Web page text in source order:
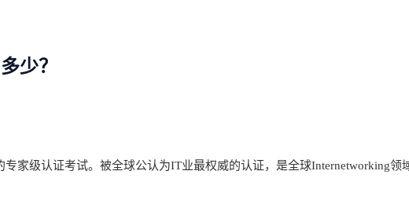
少？
家级认证考试。被全球公认为IT业最权威的认证，是全球Internetworking领